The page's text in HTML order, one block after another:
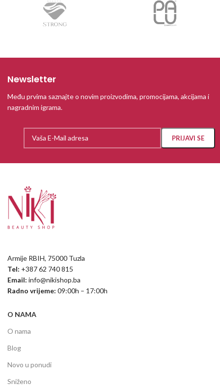
Newsletter
Među prvima saznajte o novim proizvodima, promocijama, akcijama i
nagradnim igrama.
Armije RBIH, 75000 Tuzla
Tel: +387 62 740 815
Email: info@nikishop.ba
Radno vrijeme: 09:00h – 17:00h
O NAMA
O nama
Blog
Novo u ponudi
Sniženo